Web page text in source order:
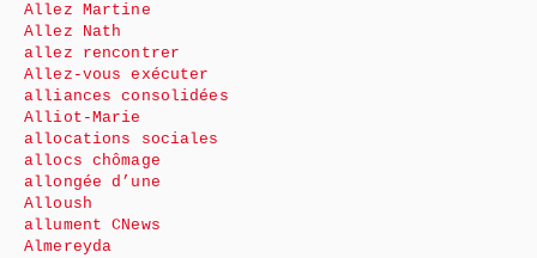
Allez Martine
Allez Nath
allez rencontrer
Allez-vous exécuter
alliances consolidées
Alliot-Marie
allocations sociales
allocs chômage
allongée d’une
Alloush
allument CNews
Almereyda